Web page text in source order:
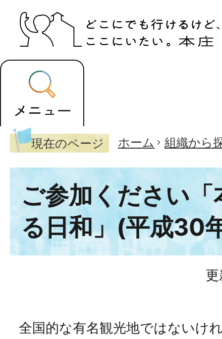
現在のページ ホーム 組織から
ご参加ください
る日和」(平成30
全国的な有名観光地ではないけ